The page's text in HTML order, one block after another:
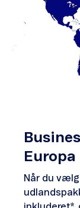
Europa
Når du